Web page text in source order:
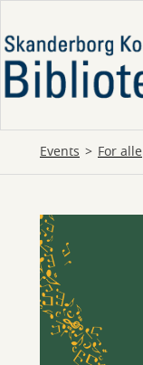
til
hovedindhold
Events For alle